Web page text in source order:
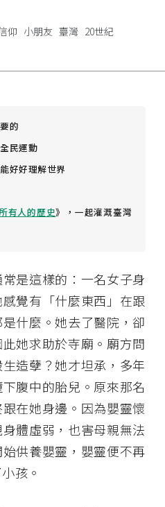
的
民運動
好好理解世界
有人的歷史》，一起灌溉臺灣
常是這樣的：一名女子身
覺有「什麼東西」在跟
什麼。她去了醫院，卻
她求助於寺廟。廟方問
造孽？她才坦承，多年
腹中的胎兒。原來那名
在她身邊。因為嬰靈懷
體虛弱，也害母親無法
供養嬰靈，嬰靈便不再
孩。
仰 小朋友 臺灣 20世紀